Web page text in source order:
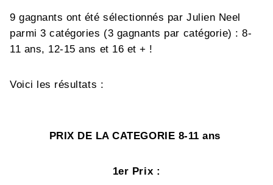
9 gagnants ont été sélectionnés par Julien Neel
parmi 3 catégories (3 gagnants par catégorie) : 8-
11 ans, 12-15 ans et 16 et + !
Voici les résultats :
PRIX DE LA CATEGORIE 8-11 ans
1er Prix :